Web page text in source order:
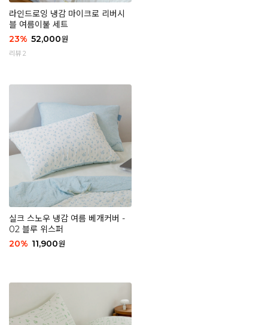
라인드로잉 냉감 마이크로 리버시
블 여름이불 세트
23% 52,000원
리뷰 2
실크 스노우 냉감 여름 베개커버 -
02 블루 위스퍼
20% 11,900원